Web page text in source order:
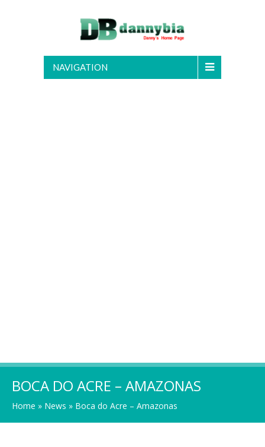
NAVIGATION
BOCA DO ACRE – AMAZONAS
Home » News » Boca do Acre – Amazonas